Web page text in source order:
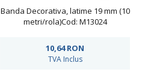
Banda Decorativa, latime 19 mm (10
metri/rola)Cod: M13024
10,64RON
TVA Inclus